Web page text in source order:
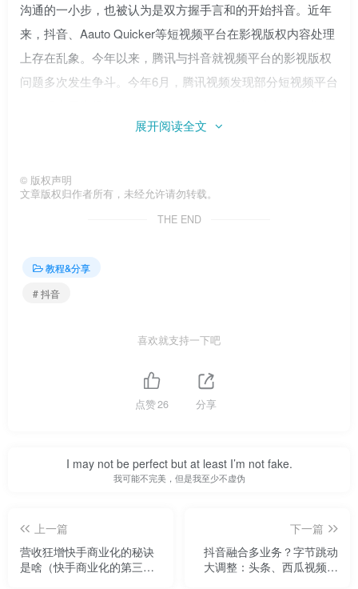
沟通的一小步，也被认为是双方握手言和的开始抖音。近年
来，抖音、Aauto Quicker等短视频平台在影视版权内容处理
上存在乱象。今年以来，腾讯与抖音就视频平台的影视版权
问题多次发生争斗。今年6月，腾讯视频发现部分短视频平台
和集锦，包括抖音APP，与短视频相关的侵权链接超过600
跳动也起诉腾讯视频抖音短视频侵权。今年6月16日，字节
跳动在重庆市一中院起诉腾讯，原因是腾讯视频上出现了“梁
健”的长时间短视频剪辑。字节跳动向腾讯视频索赔1000万
腾讯视频表示，在热播剧《扫黑风暴》开播前后多次提示并
与抖音交涉，但仍发现抖音上存在大量未经授权的侵权视
识产权法院，要求赔偿经济损失及维权费用共计1。近日，北
京知识产权法院已作出民事裁定，驳回腾讯公司的行为保全
申请。逐渐推倒围墙，互联网互联和进一步互联成为今年下
措施可能包括将微信支付引入淘宝和天猫，而腾讯可能允许
解”。此前，互联网巨头长期无法共享数据抖音。比如，虽然
在抖音中设置了微信和朋友圈的按钮，但是在实际操作中，
展开阅读全文
© 版权声明
文章版权归作者所有，未经允许请勿转载。
THE END
教程&分享
# 抖音
喜欢就支持一下吧
点赞26 分享
I may not be perfect but at least I’m not fake.
我可能不完美，但是我至少不虚伪
上一篇
营收狂增快手商业化的秘诀
是啥（快手商业化的第三驾
下一篇
抖音融合多业务？字节跳动
大调整：头条、西瓜视频等